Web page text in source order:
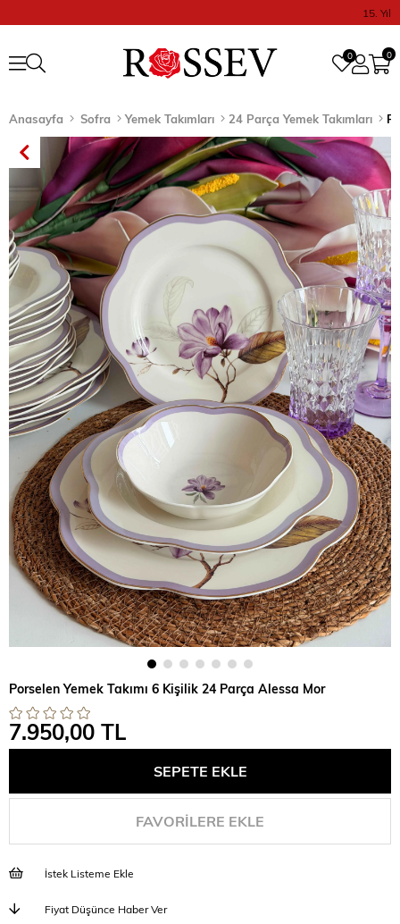
15. Yıl
0
0
Anasayfa Sofra Yemek Takımları 24 Parça Yemek Takımları
Porselen Yemek Takımı 6 Kişilik 24 Parça Alessa Mor
7.950,00 TL
FAVORILERE EKLE
İstek Listeme Ekle
Fiyat Düşünce Haber Ver